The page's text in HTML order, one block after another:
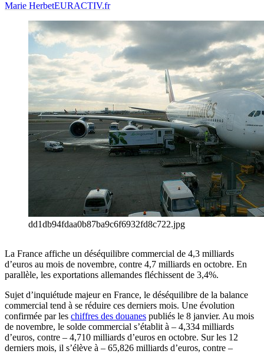
Marie HerbetEURACTIV.fr
dd1db94fdaa0b87ba9c6f6932fd8c722.jpg
La France affiche un déséquilibre commercial de 4,3 milliards
d’euros au mois de novembre, contre 4,7 milliards en octobre. En
parallèle, les exportations allemandes fléchissent de 3,4%.
Sujet d’inquiétude majeur en France, le déséquilibre de la balance
commercial tend à se réduire ces derniers mois. Une évolution
confirmée par les chiffres des douanes publiés le 8 janvier. Au mois
de novembre, le solde commercial s’établit à – 4,334 milliards
d’euros, contre – 4,710 milliards d’euros en octobre. Sur les 12
derniers mois, il s’élève à – 65,826 milliards d’euros, contre –